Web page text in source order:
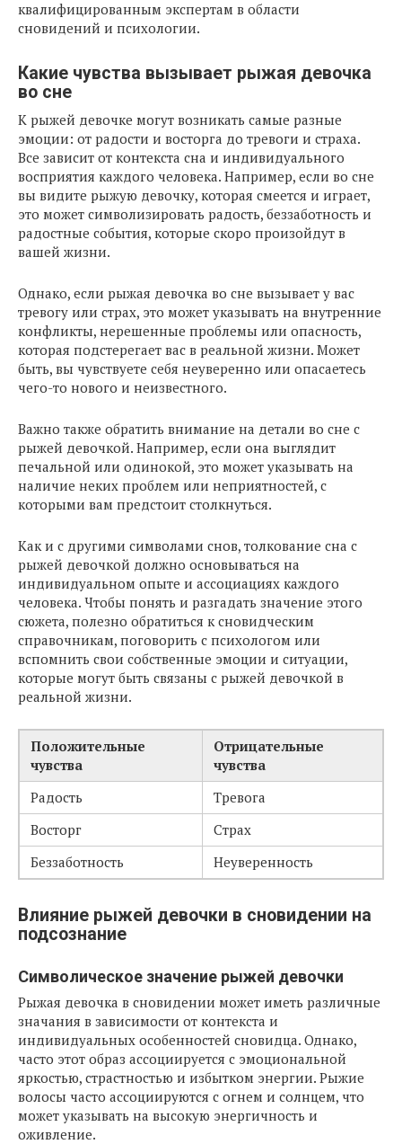
квалифицированным экспертам в области
сновидений и психологии.
Какие чувства вызывает рыжая девочка
во сне
К рыжей девочке могут возникать самые разные
эмоции: от радости и восторга до тревоги и страха.
Все зависит от контекста сна и индивидуального
восприятия каждого человека. Например, если во сне
вы видите рыжую девочку, которая смеется и играет,
это может символизировать радость, беззаботность и
радостные события, которые скоро произойдут в
вашей жизни.
Однако, если рыжая девочка во сне вызывает у вас
тревогу или страх, это может указывать на внутренние
конфликты, нерешенные проблемы или опасность,
которая подстерегает вас в реальной жизни. Может
быть, вы чувствуете себя неуверенно или опасаетесь
чего-то нового и неизвестного.
Важно также обратить внимание на детали во сне с
рыжей девочкой. Например, если она выглядит
печальной или одинокой, это может указывать на
наличие неких проблем или неприятностей, с
которыми вам предстоит столкнуться.
Как и с другими символами снов, толкование сна с
рыжей девочкой должно основываться на
индивидуальном опыте и ассоциациях каждого
человека. Чтобы понять и разгадать значение этого
сюжета, полезно обратиться к сновидческим
справочникам, поговорить с психологом или
вспомнить свои собственные эмоции и ситуации,
которые могут быть связаны с рыжей девочкой в
реальной жизни.
Положительные
чувства
Отрицательные
чувства
Радость
Тревога
Восторг
Страх
Беззаботность
Неуверенность
Влияние рыжей девочки в сновидении на
подсознание
Символическое значение рыжей девочки
Рыжая девочка в сновидении может иметь различные
значания в зависимости от контекста и
индивидуальных особенностей сновидца. Однако,
часто этот образ ассоциируется с эмоциональной
яркостью, страстностью и избытком энергии. Рыжие
волосы часто ассоциируются с огнем и солнцем, что
может указывать на высокую энергичность и
оживление.